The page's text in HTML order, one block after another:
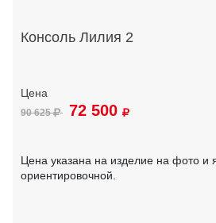
Консоль Лилия 2
90 625 72 500
Цена указана на изделие на фото и
ориентировочной.